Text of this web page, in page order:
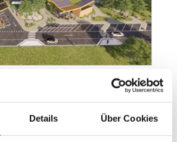
Details Über Cookies
Fastned hat im
der flämischen Straßenbehörde
Verkeer